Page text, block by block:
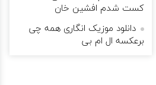
کست شدم افشین خان
دانلود موزیک انگارى همه چى
برعکسه ال ام بی